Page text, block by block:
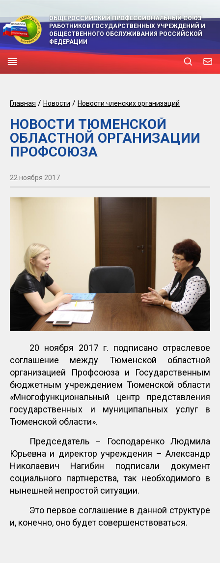
ОБЩЕРОССИЙСКИЙ ПРОФЕССИОНАЛЬНЫЙ СОЮЗ
РАБОТНИКОВ ГОСУДАРСТВЕННЫХ УЧРЕЖДЕНИЙ И
ОБЩЕСТВЕННОГО ОБСЛУЖИВАНИЯ РОССИЙСКОЙ
ФЕДЕРАЦИИ
Главная / Новости / Новости членских организаций
НОВОСТИ ТЮМЕНСКОЙ
ОБЛАСТНОЙ ОРГАНИЗАЦИИ
ПРОФСОЮЗА
22 ноября 2017
20 ноября 2017 г. подписано отраслевое
соглашение между Тюменской областной
организацией Профсоюза и Государственным
бюджетным учреждением Тюменской области
«Многофункциональный центр представления
государственных и муниципальных услуг в
Тюменской области».
Председатель – Господаренко Людмила
Юрьевна и директор учреждения – Александр
Николаевич Нагибин подписали документ
социального партнерства, так необходимого в
нынешней непростой ситуации.
Это первое соглашение в данной структуре
и, конечно, оно будет совершенствоваться.